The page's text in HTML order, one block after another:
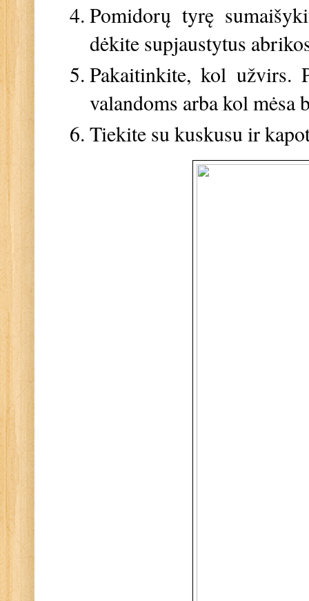
Pomidorų tyrę
dėkite supjaustytus
Pakaitinkite, kol užvirs.
valandoms arba kol mėsa
Tiekite su kuskusu ir